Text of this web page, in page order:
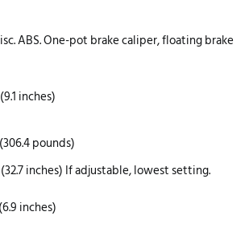
ABS. One-pot brake caliper, floating brake
inches)
pounds)
inches) If adjustable, lowest setting.
inches)